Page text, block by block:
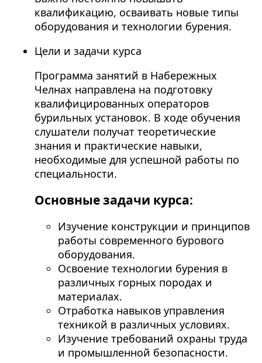
квалификацию, осваивать новые типы
оборудования и технологии бурения.
Цели и задачи курса
Программа занятий в Набережных
Челнах направлена на подготовку
квалифицированных операторов
бурильных установок. В ходе обучения
слушатели получат теоретические
знания и практические навыки,
необходимые для успешной работы по
специальности.
Основные задачи курса:
Изучение конструкции и принципов
работы современного бурового
оборудования.
Освоение технологии бурения в
различных горных породах и
материалах.
Отработка навыков управления
техникой в различных условиях.
Изучение требований охраны труда
и промышленной безопасности.